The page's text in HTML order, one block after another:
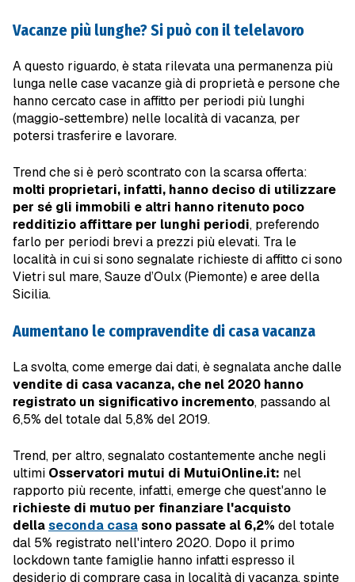
Vacanze più lunghe? Si può con il telelavoro
A questo riguardo, è stata rilevata una permanenza più
lunga nelle case vacanze già di proprietà e persone che
hanno cercato case in affitto per periodi più lunghi
(maggio-settembre) nelle località di vacanza, per
potersi trasferire e lavorare.
Trend che si è però scontrato con la scarsa offerta:
molti proprietari, infatti, hanno deciso di utilizzare
per sé gli immobili e altri hanno ritenuto poco
redditizio affittare per lunghi periodi, preferendo
farlo per periodi brevi a prezzi più elevati. Tra le
località in cui si sono segnalate richieste di affitto ci sono
Vietri sul mare, Sauze d’Oulx (Piemonte) e aree della
Sicilia.
Aumentano le compravendite di casa vacanza
La svolta, come emerge dai dati, è segnalata anche dalle
vendite di casa vacanza, che nel 2020 hanno
registrato un significativo incremento, passando al
6,5% del totale dal 5,8% del 2019.
Trend, per altro, segnalato costantemente anche negli
ultimi Osservatori mutui di MutuiOnline.it: nel
rapporto più recente, infatti, emerge che quest'anno le
richieste di mutuo per finanziare l'acquisto
dellaseconda casasono passate al 6,2% del totale
dal 5% registrato nell'intero 2020. Dopo il primo
lockdown tante famiglie hanno infatti espresso il
desiderio di comprare casa in località di vacanza, spinte